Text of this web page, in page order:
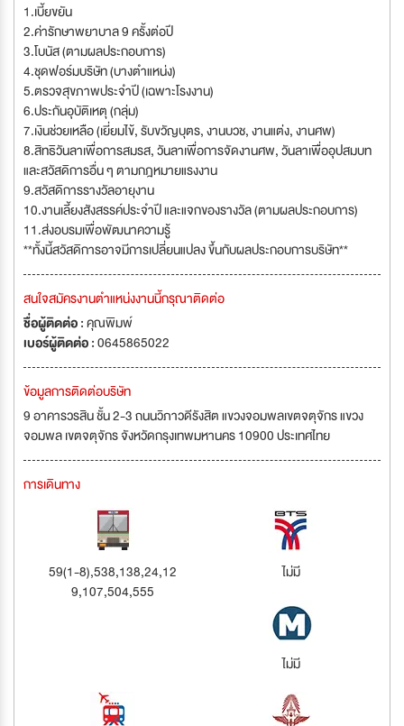
1.เบี้ยขยัน
2.ค่ารักษาพยาบาล 9 ครั้งต่อปี
3.โบนัส (ตามผลประกอบการ)
4.ชุดฟอร์มบริษัท (บางตำแหน่ง)
5.ตรวจสุขภาพประจำปี (เฉพาะโรงงาน)
6.ประกันอุบัติเหตุ (กลุ่ม)
7.เงินช่วยเหลือ (เยี่ยมไข้, รับขวัญบุตร, งานบวช, งานแต่ง, งานศพ)
8.สิทธิวันลาเพื่อการสมรส, วันลาเพื่อการจัดงานศพ, วันลาเพื่ออุปสมบท
และสวัสดิการอื่น ๆ ตามกฎหมายแรงงาน
9.สวัสดิการรางวัลอายุงาน
10.งานเลี้ยงสังสรรค์ประจำปี และแจกของรางวัล (ตามผลประกอบการ)
11.ส่งอบรมเพื่อพัฒนาความรู้
**ทั้งนี้สวัสดิการอาจมีการเปลี่ยนแปลง ขึ้นกับผลประกอบการบริษัท**
สนใจสมัครงานตำแหน่งงานนี้กรุณาติดต่อ
ชื่อผู้ติดต่อ :คุณพิมพ์
เบอร์ผู้ติดต่อ :0645865022
ข้อมูลการติดต่อบริษัท
9 อาคารวรสิน ชั้น 2-3 ถนนวิภาวดีรังสิต แขวงจอมพลเขตจตุจักร แขวง
จอมพล เขตจตุจักร จังหวัดกรุงเทพมหานคร 10900 ประเทศไทย
การเดินทาง
59(1-8),538,138,24,12
9,107,504,555
ไม่มี
ไม่มี